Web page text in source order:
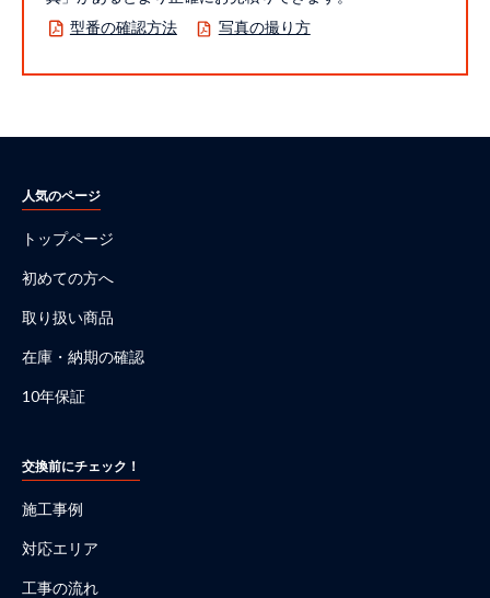
型番の確認方法
写真の撮り方
人気のページ
トップページ
初めての方へ
取り扱い商品
在庫・納期の確認
10年保証
交換前にチェック！
施工事例
対応エリア
工事の流れ